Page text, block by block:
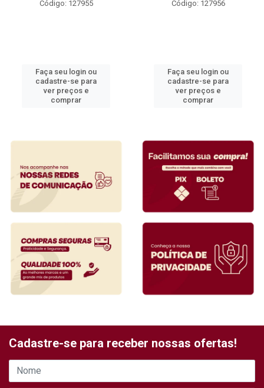
Código: 127955
Faça seu login ou
cadastre-se para
ver preços e
comprar
Código: 127956
Faça seu login ou
cadastre-se para
ver preços e
comprar
Cadastre-se para receber nossas ofertas!